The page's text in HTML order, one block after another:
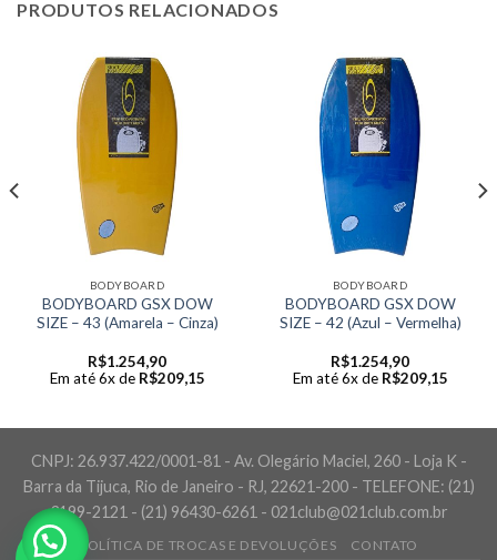
PRODUTOS RELACIONADOS
BODYBOARD
BODYBOARD GSX DOW
SIZE – 43 (Amarela – Cinza)
R$1.254,90
Em até 6x de R$209,15
BODYBOARD
BODYBOARD GSX DOW
SIZE – 42 (Azul – Vermelha)
R$1.254,90
Em até 6x de R$209,15
CNPJ: 26.937.422/0001-81 - Av. Olegário Maciel, 260 - Loja K -
Barra da Tijuca, Rio de Janeiro - RJ, 22621-200 - TELEFONE: (21)
3199-2121 - (21) 96430-6261 - 021club@021club.com.br
POLÍTICA DE TROCAS E DEVOLUÇÕES CONTATO